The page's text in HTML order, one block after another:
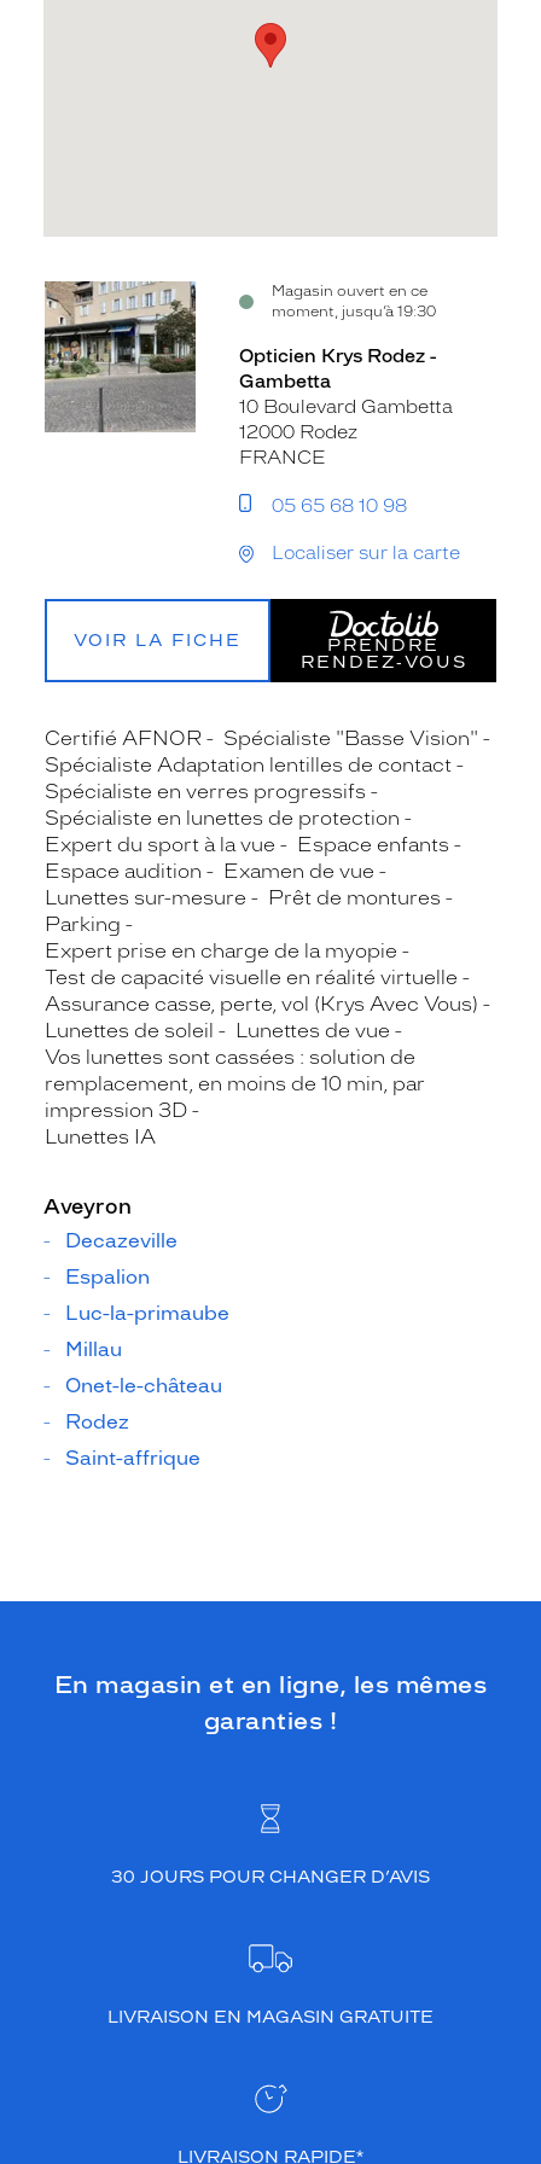
Magasin ouvert en ce
moment, jusqu’à 19:30
Voir
la
fiche
Opticien Krys Rodez -
Gambetta
10 Boulevard Gambetta
12000 Rodez
FRANCE
05 65 68 10 98
Localiser sur la carte
VOIR LA FICHE
PRENDRE
RENDEZ‑VOUS
Certifié AFNOR
Spécialiste "Basse Vision"
Spécialiste Adaptation lentilles de contact
Spécialiste en verres progressifs
Spécialiste en lunettes de protection
Expert du sport à la vue
Espace enfants
Espace audition
Examen de vue
Lunettes sur-mesure
Prêt de montures
Parking
Expert prise en charge de la myopie
Test de capacité visuelle en réalité virtuelle
Assurance casse, perte, vol (Krys Avec Vous)
Lunettes de soleil
Lunettes de vue
Vos lunettes sont cassées : solution de
remplacement, en moins de 10 min, par
impression 3D
Lunettes IA
Aveyron
Decazeville
Espalion
Luc-la-primaube
Millau
Onet-le-château
Rodez
Saint-affrique
En magasin et en ligne, les mêmes
garanties !
30 JOURS POUR CHANGER D’AVIS
LIVRAISON EN MAGASIN GRATUITE
LIVRAISON RAPIDE*